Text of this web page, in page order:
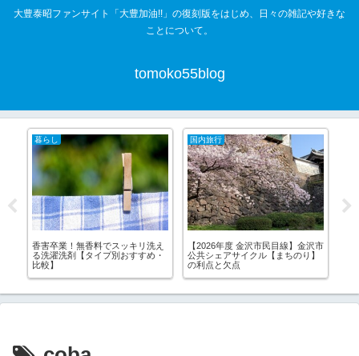
大豊泰昭ファンサイト「大豊加油!!」の復刻版をはじめ、日々の雑記や好きな
ことについて。
tomoko55blog
暮らし
香害卒業！無香料でスッキリ洗え
る洗濯洗剤【タイプ別おすすめ・
比較】
国内旅行
【2026年度 金沢市民目線】金沢市
公共シェアサイクル【まちのり】
の利点と欠点